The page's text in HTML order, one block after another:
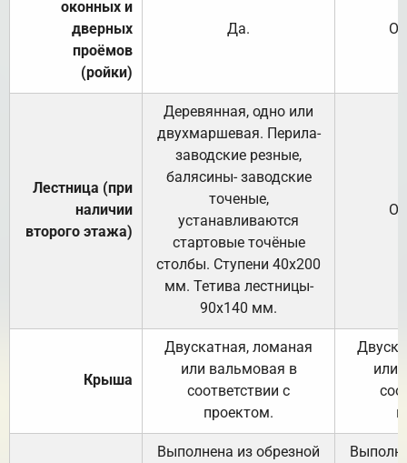
оконных и
дверных
проёмов
(ройки)
Да.
Лестница (при
наличии
второго этажа)
Деревянная, одно или
двухмаршевая. Перила-
заводские резные,
балясины- заводские
точеные,
устанавливаются
стартовые точёные
столбы. Ступени 40х200
мм. Тетива лестницы-
90х140 мм.
Крыша
Двускатная, ломаная
или вальмовая в
соответствии с
проектом.
или
Выполнена из обрезной